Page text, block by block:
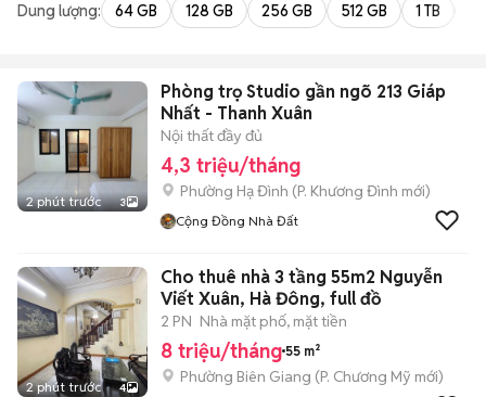
Dung lượng: 64 GB 128 GB 256 GB 512 GB 1 TB
2 phút trước 3
Phòng trọ Studio gần ngõ 213 Giáp
Nhất - Thanh Xuân
Nội thất đầy đủ
4,3 triệu/tháng
Phường Hạ Đình (P. Khương Đình mới)
Cộng Đồng Nhà Đất
2 phút trước 4
Cho thuê nhà 3 tầng 55m2 Nguyễn
Viết Xuân, Hà Đông, full đồ
2 PN Nhà mặt phố, mặt tiền
8 triệu/tháng 55 m²
Phường Biên Giang (P. Chương Mỹ mới)